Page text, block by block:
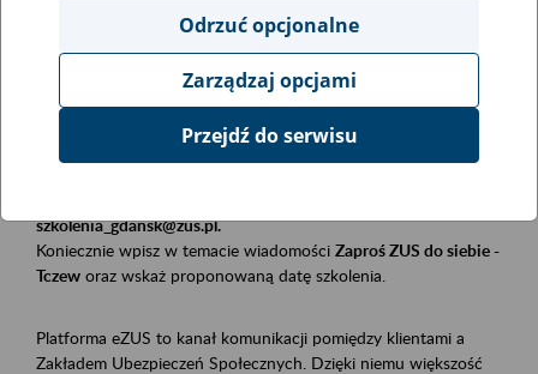
Obszar merytoryczny
Płatnicy, ubezpieczeni, świadczeniobiorcy
Opis wydarzenia
Szkolenie stacjonarne w siedzibie firmy, instytucji, urzędu.
szkolenia_gdansk@zus.pl.
Koniecznie wpisz w temacie wiadomości Zaproś ZUS do siebie -
Tczew oraz wskaż proponowaną datę szkolenia.
Platforma eZUS to kanał komunikacji pomiędzy klientami a
Zakładem Ubezpieczeń Społecznych. Dzięki niemu większość
Odrzuć opcjonalne
Zarządzaj opcjami
Przejdź do serwisu